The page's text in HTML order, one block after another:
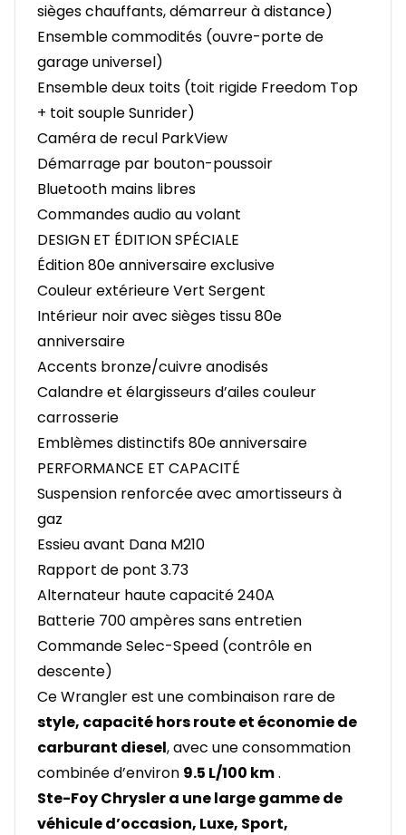
sièges chauffants, démarreur à distance)
Ensemble commodités (ouvre-porte de
garage universel)
Ensemble deux toits (toit rigide Freedom Top
+ toit souple Sunrider)
Caméra de recul ParkView
Démarrage par bouton-poussoir
Bluetooth mains libres
Commandes audio au volant
DESIGN ET ÉDITION SPÉCIALE
Édition 80e anniversaire exclusive
Couleur extérieure Vert Sergent
Intérieur noir avec sièges tissu 80e
anniversaire
Accents bronze/cuivre anodisés
Calandre et élargisseurs d’ailes couleur
carrosserie
Emblèmes distinctifs 80e anniversaire
PERFORMANCE ET CAPACITÉ
Suspension renforcée avec amortisseurs à
gaz
Essieu avant Dana M210
Rapport de pont 3.73
Alternateur haute capacité 240A
Batterie 700 ampères sans entretien
Commande Selec-Speed (contrôle en
descente)
Ce Wrangler est une combinaison rare de
style, capacité hors route et économie de
carburant diesel, avec une consommation
combinée d’environ 9.5 L/100 km.
Ste-Foy Chrysler a une large gamme de
véhicule d’occasion, Luxe, Sport,